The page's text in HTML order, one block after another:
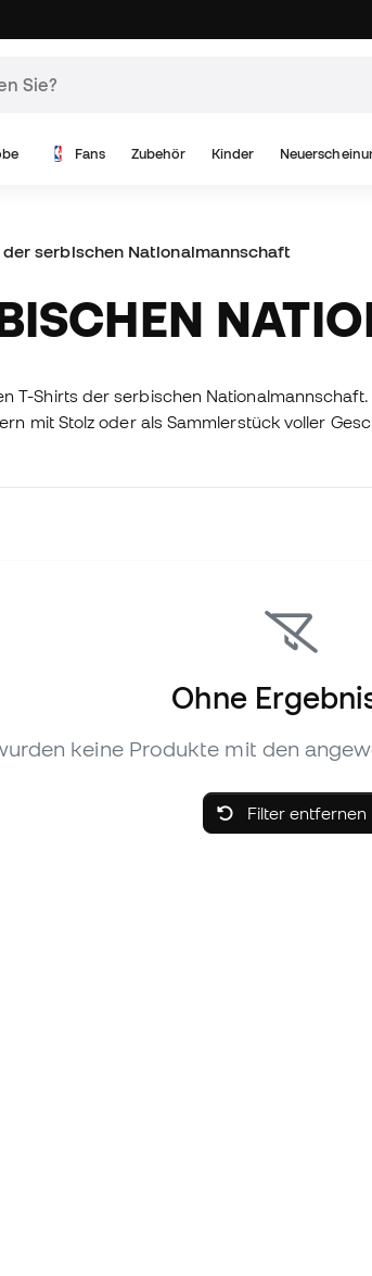
Fans Zubehör Kinder
serbischen Nationalmannschaft
T-Shirts der serbischen
mit Stolz oder als Sammlerstück voller
Ohne
keine Produkte mit den
Filter entfernen